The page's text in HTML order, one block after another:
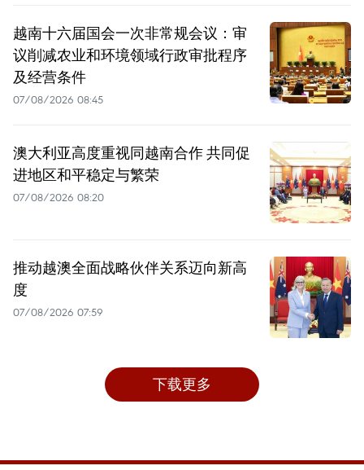
越南十六届国会一次非常规会议：审
议削减农业和环境领域行政审批程序
及经营条件
07/08/2026 08:45
澳大利亚高度重视同越南合作 共同促
进地区和平稳定与繁荣
07/08/2026 08:20
推动越澳全面战略伙伴关系迈向新高
度
07/08/2026 07:59
下载更多